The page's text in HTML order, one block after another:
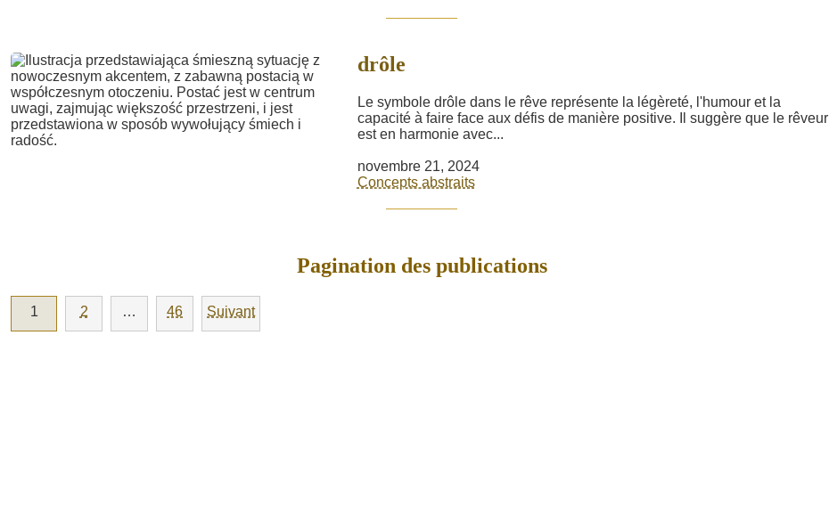
drôle
Le symbole drôle dans le rêve représente la légèreté, l'humour et la
capacité à faire face aux défis de manière positive. Il suggère que le rêveur
est en harmonie avec...
novembre 21, 2024
Concepts abstraits
Pagination des publications
1 2 … 46 Suivant